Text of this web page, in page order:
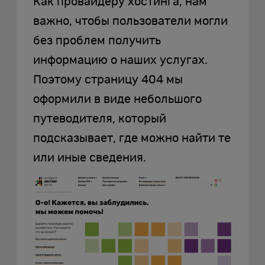
важно, чтобы пользователи могли
без проблем получить
информацию о наших услугах.
Поэтому страницу 404 мы
оформили в виде небольшого
путеводителя, который
подсказывает, где можно найти те
или иные сведения.